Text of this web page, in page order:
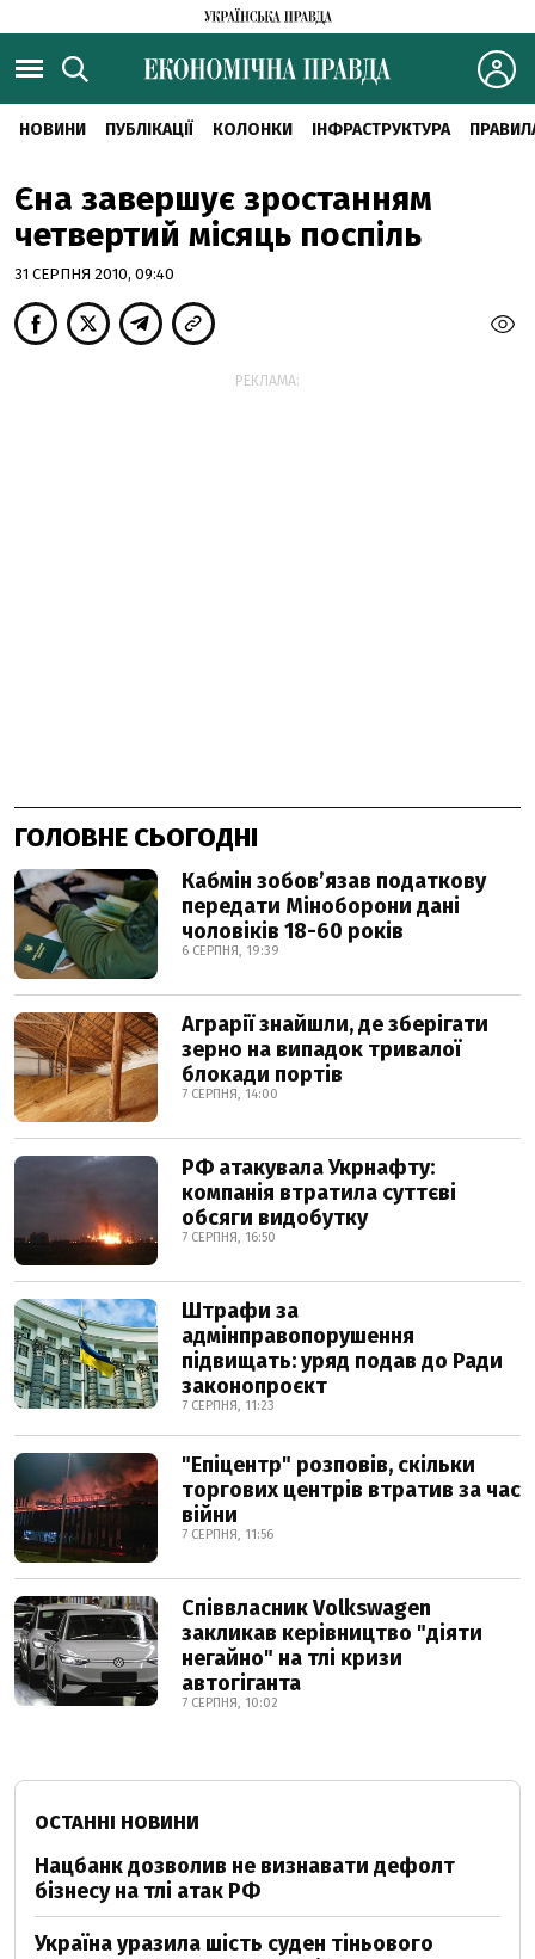
НОВИНИ ПУБЛІКАЦІЇ КОЛОНКИ ІНФРАСТРУКТУРА
Єна завершує зростанням
четвертий місяць поспіль
31 СЕРПНЯ 2010, 09:40
РЕКЛАМА:
ГОЛОВНЕ СЬОГОДНІ
Кабмін зобовʼязав податкову
передати Міноборони дані
чоловіків 18-60 років
6 СЕРПНЯ, 19:39
Аграрії знайшли, де зберігати
зерно на випадок тривалої
блокади портів
7 СЕРПНЯ, 14:00
РФ атакувала Укрнафту:
компанія втратила суттєві
обсяги видобутку
7 СЕРПНЯ, 16:50
Штрафи за
адмінправопорушення
підвищать: уряд подав до Ради
законопроєкт
7 СЕРПНЯ, 11:23
"Епіцентр" розповів, скільки
торгових центрів втратив за час
війни
7 СЕРПНЯ, 11:56
Співвласник Volkswagen
закликав керівництво "діяти
негайно" на тлі кризи
автогіганта
7 СЕРПНЯ, 10:02
ОСТАННІ НОВИНИ
Нацбанк дозволив не визнавати дефолт
бізнесу на тлі атак РФ
Україна уразила шість суден тіньового